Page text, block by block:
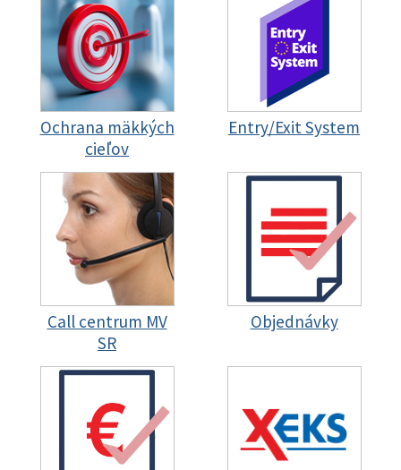
Ochrana mäkkých
cieľov
Entry/Exit System
Call centrum MV
SR
Objednávky